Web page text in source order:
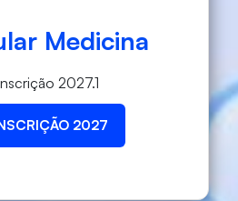
Medicina
2027.1
2027